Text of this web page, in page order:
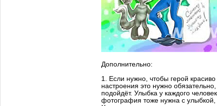
Дополнительно:
1. Если нужно, чтобы герой
настроения это нужно
подойдёт. Улыбка у каждого
фотография тоже нужна с